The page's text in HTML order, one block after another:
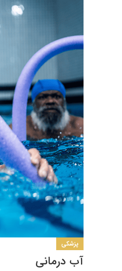
پزشکی
آب درمانی